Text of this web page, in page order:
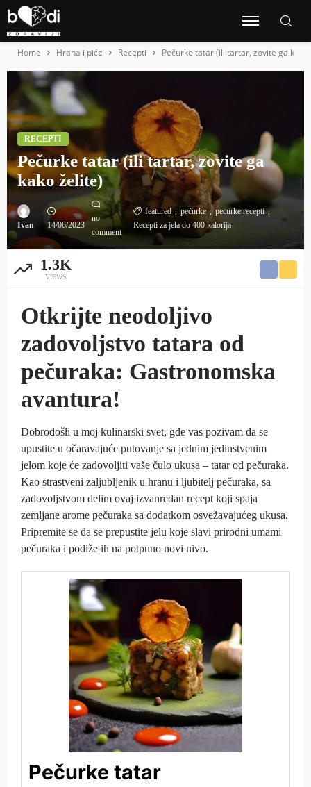
Home Hrana i piće Recepti Pečurke tatar (ili tartar, zovite ga kako
RECEPTI
Pečurke tatar (ili tartar, zovite ga
kako želite)
Ivan 14/06/2023
no
comment
featured pečurke
pecurke recepti
Recepti za jela do 400 kalorija
1.3K
VIEWS
Otkrijte neodoljivo
zadovoljstvo tatara od
pečuraka: Gastronomska
avantura!
Dobrodošli u moj kulinarski svet, gde vas pozivam da se
upustite u očaravajuće putovanje sa jednim jedinstvenim
jelom koje će zadovoljiti vaše čulo ukusa – tatar od pečuraka.
Kao strastveni zaljubljenik u hranu i ljubitelj pečuraka, sa
zadovoljstvom delim ovaj izvanredan recept koji spaja
zemljane arome pečuraka sa dodatkom osvežavajućeg ukusa.
Pripremite se da se prepustite jelu koje slavi prirodni umami
pečuraka i podiže ih na potpuno novi nivo.
Pečurke tatar